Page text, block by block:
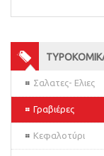
Σαλατες- Ελιες
Γραβιέρες
Κεφαλοτύρι